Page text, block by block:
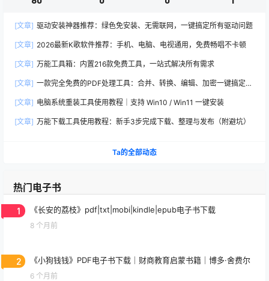
[文章] 驱动安装神器推荐：绿色免安装、无需联网，一键搞定所有驱动问题
[文章] 2026最新K歌软件推荐：手机、电脑、电视通用，免费畅唱不卡顿
[文章] 万能工具箱：内置216款免费工具，一站式解决所有需求
[文章] 一款完全免费的PDF处理工具：合并、转换、编辑、加密一键搞定
[文章] 电脑系统重装工具使用教程｜支持 Win10 / Win11 一键安装
[文章] 万能下载工具使用教程：新手3步完成下载、整理与发布（附避坑）
Ta的全部动态
热门电子书
1 《长安的荔枝》pdf|txt|mobi|kindle|epub电子书下载
8 个月前
2 《小狗钱钱》PDF电子书下载｜财商教育启蒙书籍｜博多·舍费尔
6 个月前